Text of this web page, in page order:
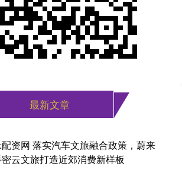
最新文章
资网 落实汽车文旅融合政策，蔚来
云文旅打造近郊消费新样板